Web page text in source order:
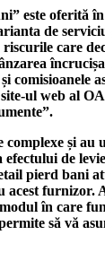
este oferită
de
care
ul web al
și au
de
pierd bani
acest furnizor.
în care
să vă